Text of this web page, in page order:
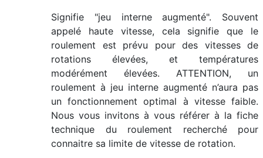
Signifie "jeu interne augmenté". Souvent
appelé haute vitesse, cela signifie que le
roulement est prévu pour des vitesses de
rotations élevées, et températures
modérément élevées. ATTENTION, un
roulement à jeu interne augmenté n’aura pas
un fonctionnement optimal à vitesse faible.
Nous vous invitons à vous référer à la fiche
technique du roulement recherché pour
connaitre sa limite de vitesse de rotation.